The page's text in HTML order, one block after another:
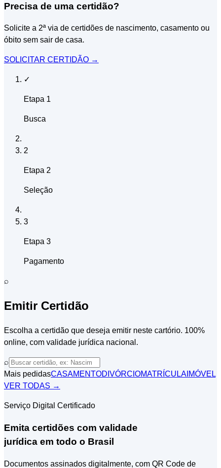
Precisa de uma certidão?
Solicite a 2ª via de certidões de nascimento, casamento ou
óbito sem sair de casa.
SOLICITAR CERTIDÃO →
✓
Etapa 1
Busca
2
Etapa 2
Seleção
3
Etapa 3
Pagamento
⌕
Emitir Certidão
Escolha a certidão que deseja emitir neste cartório. 100%
online, com validade jurídica nacional.
⌕
Mais pedidasCASAMENTODIVÓRCIOMATRÍCULA IMÓVEL
VER TODAS →
Serviço Digital Certificado
Emita certidões com validade
jurídica em todo o Brasil
Documentos assinados digitalmente, com QR Code de